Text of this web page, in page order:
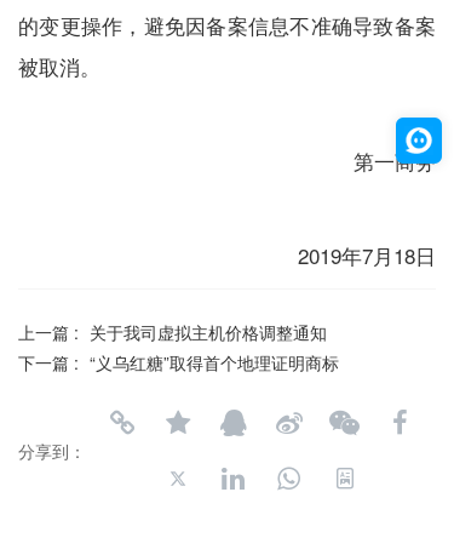
的变更操作，避免因备案信息不准确导致备案
被取消。
第一商务
2019年7月18日
上一篇 : 关于我司虚拟主机价格调整通知
下一篇 : “义乌红糖”取得首个地理证明商标
分享到：